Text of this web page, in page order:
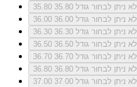
35.80
לא ניתן לבחור גודל 35.80
36.00
לא ניתן לבחור גודל 36.00
36.30
לא ניתן לבחור גודל 36.30
36.50
לא ניתן לבחור גודל 36.50
36.70
לא ניתן לבחור גודל 36.70
36.80
לא ניתן לבחור גודל 36.80
37.00
לא ניתן לבחור גודל 37.00